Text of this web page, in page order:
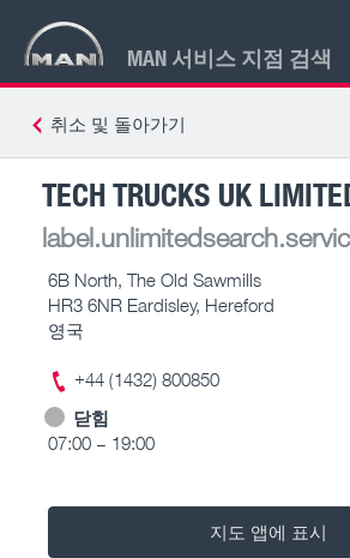
MAN 서비스 지점 검색
취소 및 돌아가기
TECH TRUCKS UK
6B North, The Old Sawmills
HR3 6NR Eardisley, Hereford
영국
+44 (1432) 800850
닫힘
07:00 – 19:00
지도 앱에 표시